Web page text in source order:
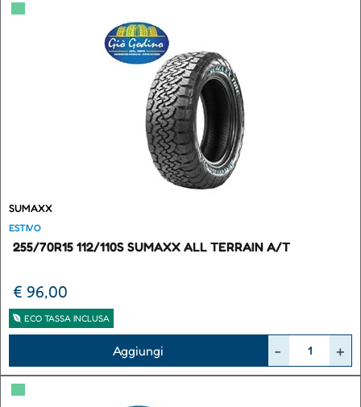
▀
SUMAXX
ESTIVO
255/70R15 112/110S SUMAXX ALL TERRAIN A/T
€ 96,00
ECO TASSA INCLUSA
Aggiungi
▀